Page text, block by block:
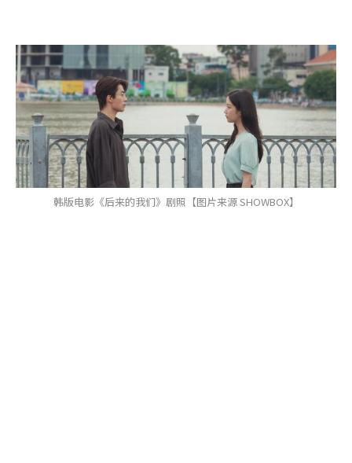
韩版电影《后来的我们》剧照【图片来源 SHOWBOX】